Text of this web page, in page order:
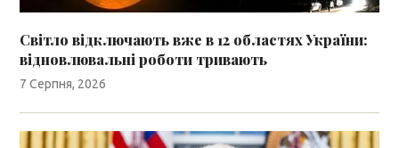
Світло відключають вже в 12 областях України:
відновлювальні роботи тривають
7 Серпня, 2026